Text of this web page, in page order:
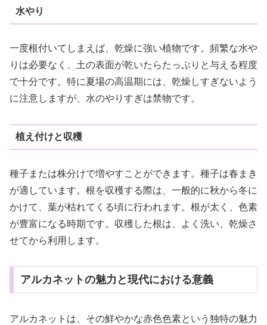
水やり
一度根付いてしまえば、乾燥に強い植物です。頻繁な水や
りは必要なく、土の表面が乾いたらたっぷりと与える程度
で十分です。特に夏場の高温期には、乾燥しすぎないよう
に注意しますが、水のやりすぎは禁物です。
植え付けと収穫
種子または株分けで増やすことができます。種子は春まき
が適しています。根を収穫する際は、一般的に秋から冬に
かけて、葉が枯れてくる頃に行われます。根が太く、色素
が豊富になる時期です。収穫した根は、よく洗い、乾燥さ
せてから利用します。
アルカネットの魅力と現代における意義
アルカネットは、その鮮やかな赤色色素という独特の魅力